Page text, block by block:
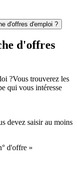
d'offres d'emploi ?
d'offres
?Vous trouverez les
qui vous intéresse
devez saisir au moins
d'offre »